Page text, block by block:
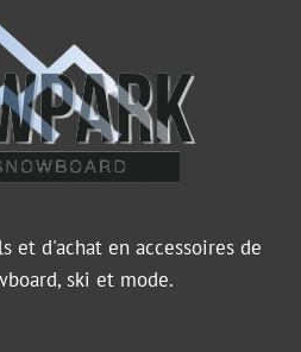
et d'achat en accessoires de
ski et mode.